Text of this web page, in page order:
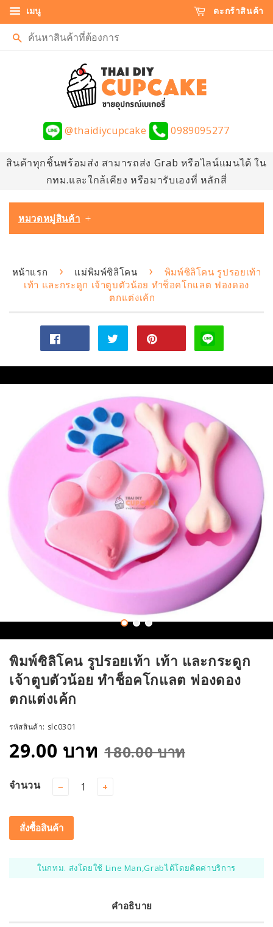
เมนู ตะกร้าสินค้า
ค้นหา
@thaidiycupcake 0989095277
สินค้าทุกชิ้นพร้อมส่ง สามารถส่ง Grab หรือไลน์แมนได้ ใน
กทม.และใกล้เคียง หรือมารับเองที่ หลักสี่
หมวดหมู่สินค้า
หน้าแรก › แม่พิมพ์ซิลิโคน ›
พิมพ์ซิลิโคน รูปรอยเท้า
เท้า และกระดูก เจ้าตูบตัวน้อย ทำช็อคโกแลต ฟองดอง
ตกแต่งเค้ก
ไป
Facebook
ตไป
ทวิ
เตอร์
on
Pinterest
พิมพ์ซิลิโคน รูปรอยเท้า เท้า และกระดูก
เจ้าตูบตัวน้อย ทำช็อคโกแลต ฟองดอง
ตกแต่งเค้ก
รหัสสินค้า: slc0301
29.00 บาท 180.00 บาท
จำนวน − +
สั่งซื้อสินค้า
ในกทม. ส่งโดยใช้ Line Man,Grabได้โดยคิดค่าบริการ
คำอธิบาย